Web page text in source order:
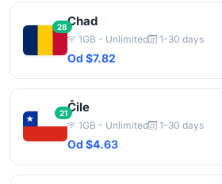
28Chad
1GB - Unlimited 1-30 days
Od $7.82
21Čile
1GB - Unlimited 1-30 days
Od $4.63